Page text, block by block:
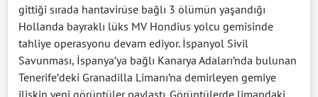
gittiği sırada hantavirüse bağlı 3 ölümün yaşandığı
Hollanda bayraklı lüks MV Hondius yolcu gemisinde
tahliye operasyonu devam ediyor. İspanyol Sivil
Savunması, İspanya’ya bağlı Kanarya Adaları’nda bulunan
Tenerife’deki Granadilla Limanı’na demirleyen gemiye
ilişkin yeni görüntüler paylaştı. Görüntülerde limandaki